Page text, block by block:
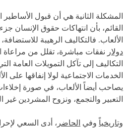
المشكلة الثانية هي أن قبول الأساطير
القائم، بأن انتهاكات حقوق الإنسان
الألعاب. فالتكاليف الرهيبة للاستضافة،
دولار نفقات مباشرة، تقلل من مراعاة
التكاليف إلى تآكل التمويلات العامة
الخدمات الاجتماعية لولا إنفاقها على
يصاحب أيضاً الألعاب، في صورة
التعبير والتجمع، ونزوح المشردين
وتاريخياً وفي الحاضر ، أدى السعي